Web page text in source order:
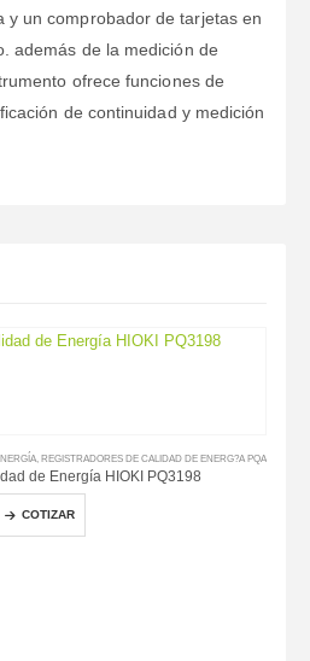
y un comprobador de tarjetas en
además de la medición de
ofrece funciones de
de continuidad y medición
, REGISTRADORES DE CALIDAD DE ENERG?A PQA
de Energía HIOKI PQ3198
COTIZAR